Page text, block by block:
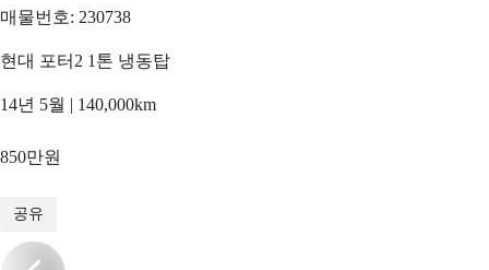
매물번호: 230738
현대 포터2 1톤 냉동탑
14년 5월 | 140,000km
850만원
공유
/13